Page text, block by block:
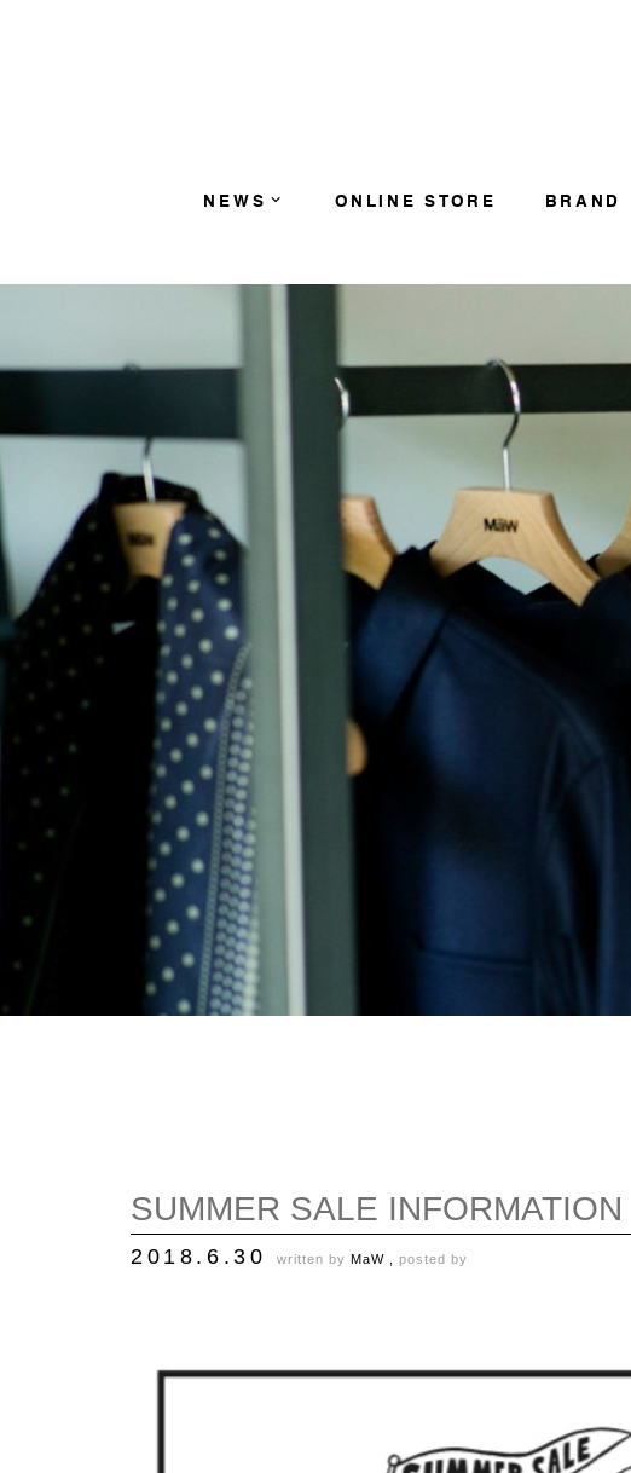
NEWS ONLINE STORE BRAND
SUMMER SALE INFORMATION
2018.6.30 written by MaW , posted by